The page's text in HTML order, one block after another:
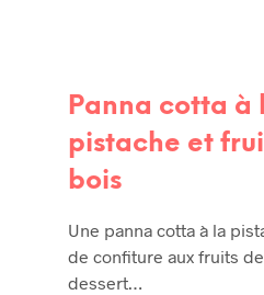
Panna cotta à
pistache et
bois
Une panna cotta à la
de confiture aux fruits
dessert…